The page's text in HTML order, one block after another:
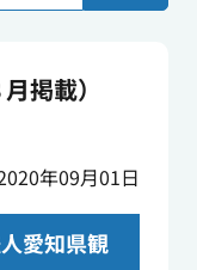
掲載）
年09月01日
愛知県観